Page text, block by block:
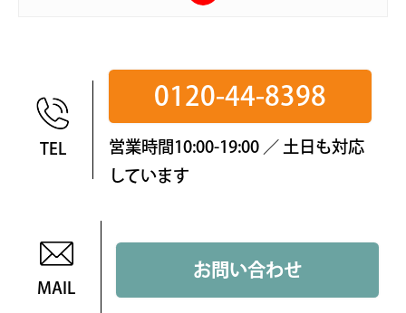
TEL
0120-44-8398
営業時間10:00-19:00 ／ 土日も対応
しています
MAIL
お問い合わせ